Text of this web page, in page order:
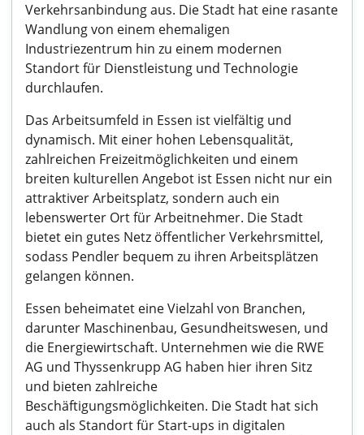
Verkehrsanbindung aus. Die Stadt hat eine rasante
Wandlung von einem ehemaligen
Industriezentrum hin zu einem modernen
Standort für Dienstleistung und Technologie
durchlaufen.
Das Arbeitsumfeld in Essen ist vielfältig und
dynamisch. Mit einer hohen Lebensqualität,
zahlreichen Freizeitmöglichkeiten und einem
breiten kulturellen Angebot ist Essen nicht nur ein
attraktiver Arbeitsplatz, sondern auch ein
lebenswerter Ort für Arbeitnehmer. Die Stadt
bietet ein gutes Netz öffentlicher Verkehrsmittel,
sodass Pendler bequem zu ihren Arbeitsplätzen
gelangen können.
Essen beheimatet eine Vielzahl von Branchen,
darunter Maschinenbau, Gesundheitswesen, und
die Energiewirtschaft. Unternehmen wie die RWE
AG und Thyssenkrupp AG haben hier ihren Sitz
und bieten zahlreiche
Beschäftigungsmöglichkeiten. Die Stadt hat sich
auch als Standort für Start-ups in digitalen